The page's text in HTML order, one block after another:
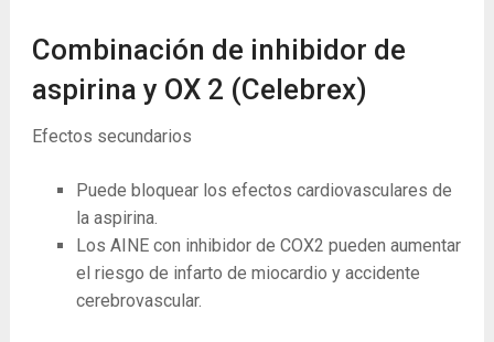
Combinación de inhibidor de
aspirina y OX 2 (Celebrex)
Efectos secundarios
Puede bloquear los efectos cardiovasculares de
la aspirina.
Los AINE con inhibidor de COX2 pueden aumentar
el riesgo de infarto de miocardio y accidente
cerebrovascular.